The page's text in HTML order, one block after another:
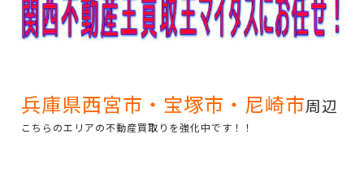
兵庫県西宮市・宝塚市・尼崎市周辺
こちらのエリアの不動産買取りを強化中です！！